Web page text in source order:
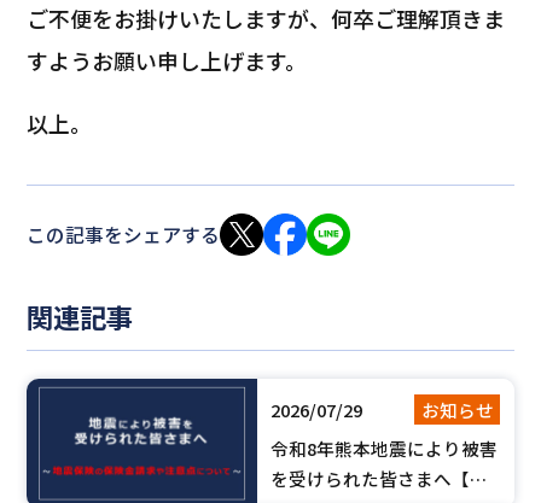
ご不便をお掛けいたしますが、何卒ご理解頂きま
すようお願い申し上げます。
以上。
この記事をシェアする
関連記事
2026/07/29
お知らせ
令和8年熊本地震により被害
を受けられた皆さまへ【地